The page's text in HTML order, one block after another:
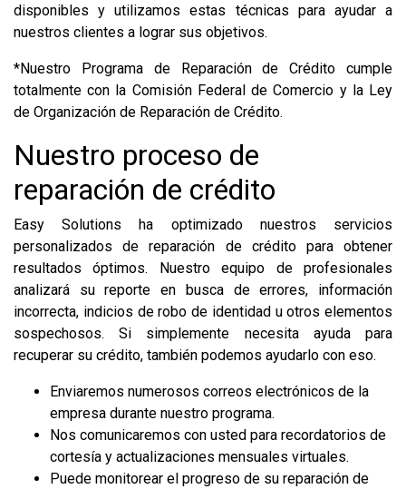
disponibles y utilizamos estas técnicas para ayudar a
nuestros clientes a lograr sus objetivos.
*Nuestro Programa de Reparación de Crédito cumple
totalmente con la Comisión Federal de Comercio y la Ley
de Organización de Reparación de Crédito.
Nuestro proceso de
reparación de crédito
Easy Solutions ha optimizado nuestros servicios
personalizados de reparación de crédito para obtener
resultados óptimos. Nuestro equipo de profesionales
analizará su reporte en busca de errores, información
incorrecta, indicios de robo de identidad u otros elementos
sospechosos. Si simplemente necesita ayuda para
recuperar su crédito, también podemos ayudarlo con eso.
Enviaremos numerosos correos electrónicos de la
empresa durante nuestro programa.
Nos comunicaremos con usted para recordatorios de
cortesía y actualizaciones mensuales virtuales.
Puede monitorear el progreso de su reparación de